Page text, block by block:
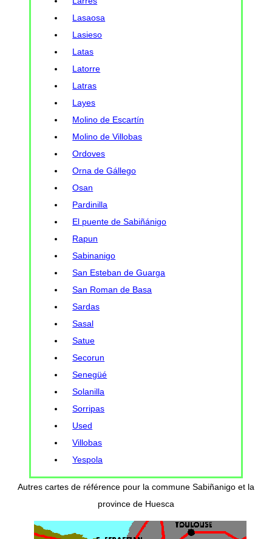
Lasaosa
Lasieso
Latas
Latorre
Latras
Layes
Molino de Escartín
Molino de Villobas
Ordoves
Orna de Gállego
Osan
Pardinilla
El puente de Sabiñánigo
Rapun
Sabinanigo
San Esteban de Guarga
San Roman de Basa
Sardas
Sasal
Satue
Secorun
Senegüé
Solanilla
Sorripas
Used
Villobas
Yespola
Autres cartes de référence pour la commune Sabiñanigo et la
province de Huesca